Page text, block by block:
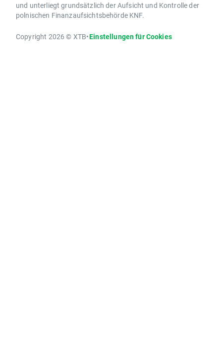
und unterliegt grundsätzlich der Aufsicht und Kontrolle der
polnischen Finanzaufsichtsbehörde KNF.
Copyright 2026 © XTB•Einstellungen für Cookies